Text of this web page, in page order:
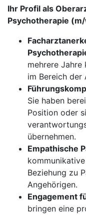
Ihr Profil als
Psychotherapie
mehrere
im Bereich der
Sie haben
Position oder
übernehmen.
Empathische
Beziehung zu
Angehörigen.
Engagement
bringen eine